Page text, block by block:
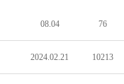
08.04 76
2024.02.21 10213